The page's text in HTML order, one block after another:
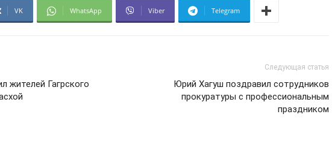
VK WhatsApp Viber Telegram
жителей Гагрского
Следующая статья
Юрий Хагуш поздравил сотрудников
прокуратуры с профессиональным
праздником